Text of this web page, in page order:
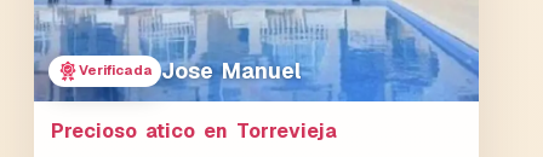
Verificada Jose Manuel
Precioso atico en Torrevieja